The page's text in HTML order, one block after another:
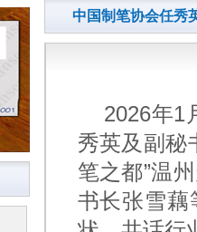
中国制笔协会任秀
2026年1
秀英及副秘
笔之都”温
书长张雪藕